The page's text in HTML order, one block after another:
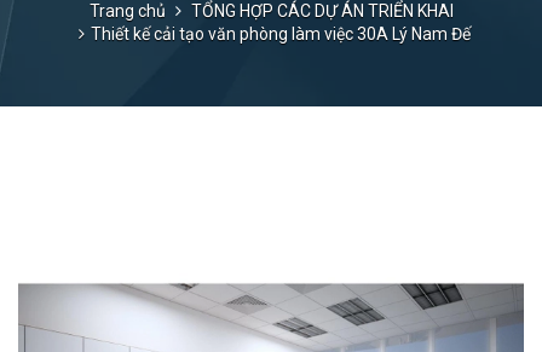
Trang chủ
TỔNG HỢP CÁC DỰ ÁN TRIỂN KHAI
Thiết kế cải tạo văn phòng làm việc 30A Lý Nam Đế